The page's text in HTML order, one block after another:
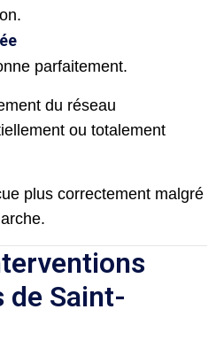
parfaitement.
du réseau
ou totalement
plus correctement malgré
de Saint-